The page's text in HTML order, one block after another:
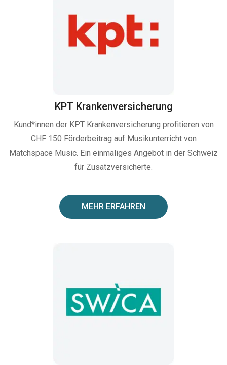
KPT Krankenversicherung
Kund*innen der KPT Krankenversicherung profitieren von
CHF 150 Förderbeitrag auf Musikunterricht von
Matchspace Music. Ein einmaliges Angebot in der Schweiz
für Zusatzversicherte.
MEHR ERFAHREN